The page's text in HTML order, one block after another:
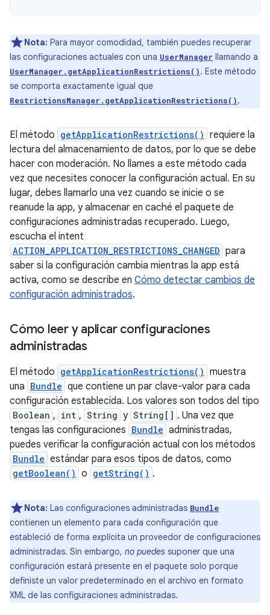
Nota: Para mayor comodidad, también puedes recuperar
las configuraciones actuales con una UserManager llamando a
UserManager.getApplicationRestrictions(). Este método
se comporta exactamente igual que
RestrictionsManager.getApplicationRestrictions().
El método getApplicationRestrictions() requiere la
lectura del almacenamiento de datos, por lo que se debe
hacer con moderación. No llames a este método cada
vez que necesites conocer la configuración actual. En su
lugar, debes llamarlo una vez cuando se inicie o se
reanude la app, y almacenar en caché el paquete de
configuraciones administradas recuperado. Luego,
escucha el intent
ACTION_APPLICATION_RESTRICTIONS_CHANGED para
saber si la configuración cambia mientras la app está
activa, como se describe en Cómo detectar cambios de
configuración administrados.
Cómo leer y aplicar configuraciones
administradas
El método getApplicationRestrictions() muestra
una Bundle que contiene un par clave-valor para cada
configuración establecida. Los valores son todos del tipo
Boolean , int , String y String[] . Una vez que
tengas las configuraciones Bundle administradas,
puedes verificar la configuración actual con los métodos
Bundle estándar para esos tipos de datos, como
getBoolean() o getString() .
Nota: Las configuraciones administradas Bundle
contienen un elemento para cada configuración que
estableció de forma explícita un proveedor de configuraciones
administradas. Sin embargo, no puedes suponer que una
configuración estará presente en el paquete solo porque
definiste un valor predeterminado en el archivo en formato
XML de las configuraciones administradas.